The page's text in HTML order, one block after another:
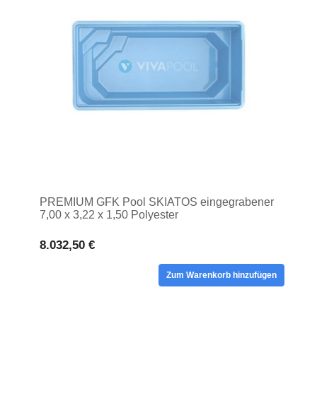
PREMIUM GFK Pool SKIATOS eingegrabener
7,00 x 3,22 x 1,50 Polyester
8.032,50 €
Zum Warenkorb hinzufügen